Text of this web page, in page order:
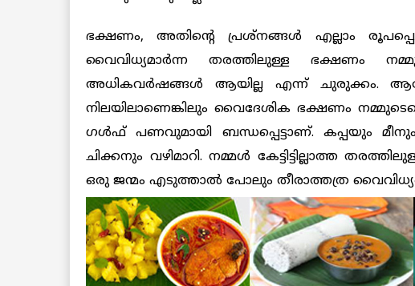
ഭക്ഷണം, അതിന്റെ പ്രശ്‌നങ്ങള്‍ എല്ലാം
വൈവിധ്യമാര്‍ന്ന തരത്തിലുള്ള ഭക്ഷണം
അധികവര്‍ഷങ്ങള്‍ ആയില്ല എന്ന് ചുരുക്കം.
നിലയിലാണെങ്കിലും വൈദേശിക ഭക്ഷണം
ഗള്‍ഫ് പണവുമായി ബന്ധപ്പെട്ടാണ്. കപ്പയും
ചിക്കനും വഴിമാറി. നമ്മള്‍ കേട്ടിട്ടില്ലാത്ത
ഒരു ജന്മം എടുത്താല്‍ പോലും തീരാത്തത്ര